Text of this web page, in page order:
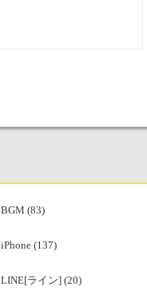
BGM (83)
iPhone (137)
LINE[ライン] (20)